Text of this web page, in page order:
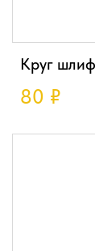
Круг
80 ₽